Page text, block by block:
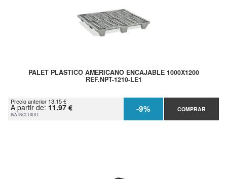
PALET PLASTICO AMERICANO ENCAJABLE 1000X1200
REF.NPT-1210-LE1
Precio anterior 13.15 €
A partir de: 11.97 €
IVA INCLUIDO -9% COMPRAR